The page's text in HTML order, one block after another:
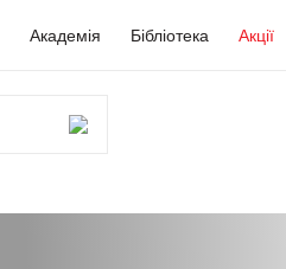
Академія Бібліотека Акції